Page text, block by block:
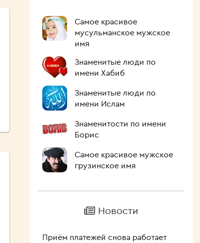
Самое красивое
мусульманское мужское
имя
Знаменитые люди по
имени Хабиб
Знаменитые люди по
имени Ислам
Знаменитости по имени
Борис
Самое красивое мужское
грузинское имя
Новости
Приём платежей снова работает